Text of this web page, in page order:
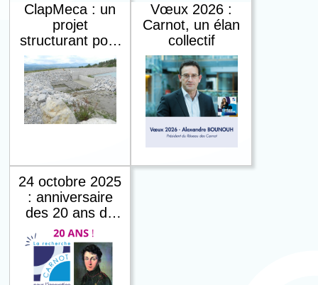
ClapMeca : un
projet
structurant pour
comprendre et
renforcer les
sols face à
l’érosion interne
- Carnot Eau &
Vœux 2026 :
Carnot, un élan
collectif
24 octobre 2025
: anniversaire
des 20 ans du
premier appel
Carnot, un
réseau au
service de